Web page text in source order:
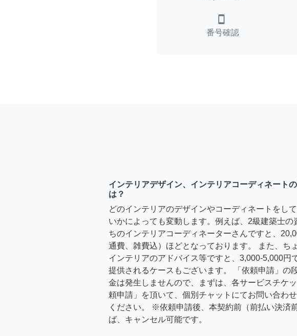
smartphone
番号確認
インテリアデザイン、インテリアコーディネート
は？
どのインテリアのデザインやコーディネートをし
いかによっても変動します。例えば、2級建築士の
ちのインテリアコーディネーターさんですと、
通費、雑費込）ほどとなっております。 また、ち
インテリアのアドバイス等ですと、3,000-5,000円
提供されるケースもございます。 「依頼申請」の
金は発生しませんので、まずは、各サービスチケ
頼申請」を頂いて、個別チャットにてお問い合わ
ください。 ※依頼申請後、本契約前（前払い決済
ば、キャンセル可能です。